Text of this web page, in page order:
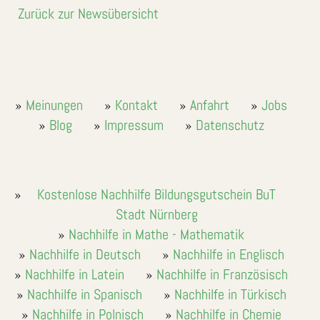
Zurück zur Newsübersicht
Meinungen Kontakt Anfahrt
Jobs
Blog
Impressum Datenschutz
Kostenlose Nachhilfe Bildungsgutschein BuT
Stadt Nürnberg
Nachhilfe in Mathe - Mathematik
Nachhilfe in Deutsch
Nachhilfe in Englisch
Nachhilfe in Latein
Nachhilfe in Französisch
Nachhilfe in Spanisch
Nachhilfe in Türkisch
Nachhilfe in Polnisch
Nachhilfe in Chemie